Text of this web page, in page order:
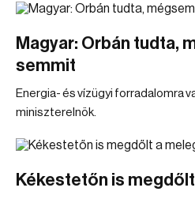
Magyar: Orbán tudta,
semmit
Energia- és vízügyi forradalomra
miniszterelnök.
Kékestetőn is